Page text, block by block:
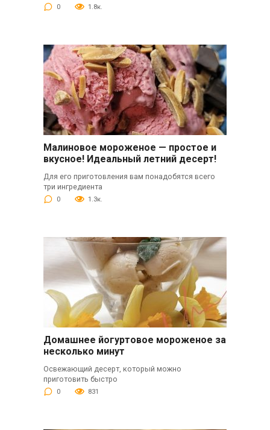
0 1.8к.
Малиновое мороженое — простое и
вкусное! Идеальный летний десерт!
Для его приготовления вам понадобятся всего
три ингредиента
0 1.3к.
Домашнее йогуртовое мороженое за
несколько минут
Освежающий десерт, который можно
приготовить быстро
0 831